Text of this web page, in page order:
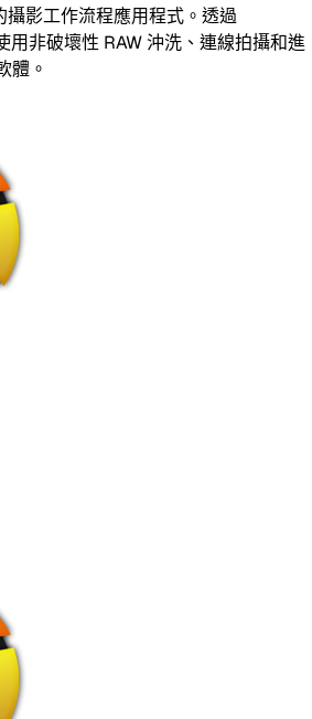
影工作流程應用程式。透過
用非破壞性 RAW 沖洗、連線拍攝和進
體。